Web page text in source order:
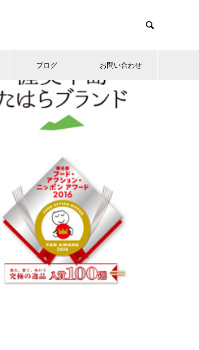

ブログ お問い合わせ